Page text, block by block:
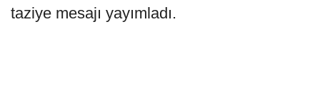
taziye mesajı yayımladı.